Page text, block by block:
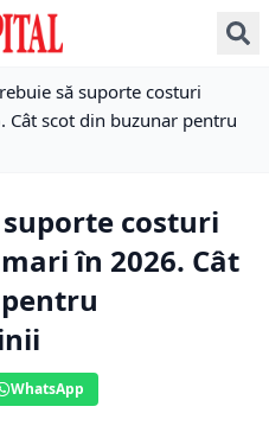
să suporte costuri
scot din buzunar pentru
costuri
în 2026. Cât
WhatsApp